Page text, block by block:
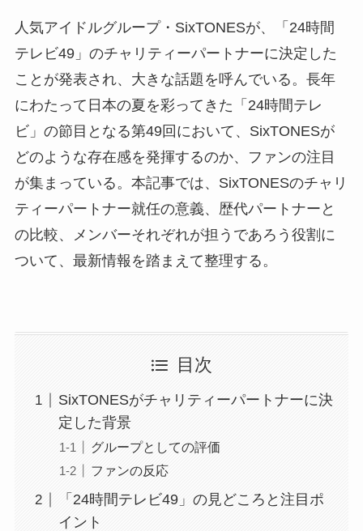
人気アイドルグループ・SixTONESが、「24時間
テレビ49」のチャリティーパートナーに決定した
ことが発表され、大きな話題を呼んでいる。長年
にわたって日本の夏を彩ってきた「24時間テレ
ビ」の節目となる第49回において、SixTONESが
どのような存在感を発揮するのか、ファンの注目
が集まっている。本記事では、SixTONESのチャリ
ティーパートナー就任の意義、歴代パートナーと
の比較、メンバーそれぞれが担うであろう役割に
ついて、最新情報を踏まえて整理する。
目次
SixTONESがチャリティーパートナーに決
定した背景
グループとしての評価
ファンの反応
「24時間テレビ49」の見どころと注目ポ
イント